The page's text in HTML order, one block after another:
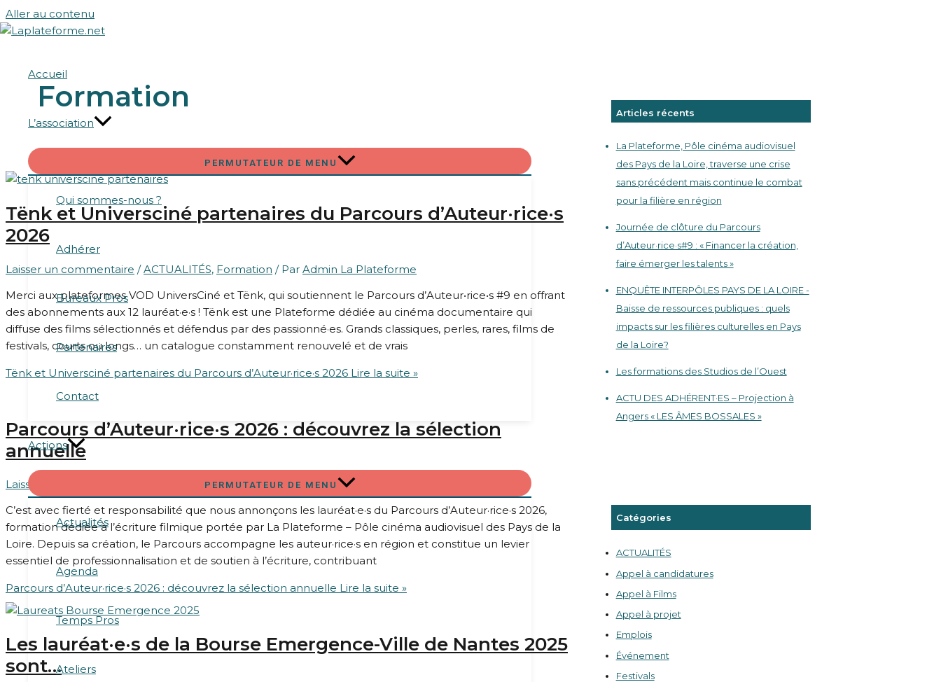
Aller au contenu
Accueil
L’association
PERMUTATEUR DE MENU
Qui sommes-nous ?
Adhérer
Bureaux Pros
Partenaires
Contact
Actions
PERMUTATEUR DE MENU
Actualités
Agenda
Temps Pros
Ateliers
Formation
Tënk et Universciné partenaires du Parcours d’Auteur·rice·s
2026
Laisser un commentaire /ACTUALITÉS, Formation / Par Admin La Plateforme
Merci aux plateformes VOD UniversCiné et Tënk, qui soutiennent le Parcours d’Auteur•rice•s #9 en offrant
des abonnements aux 12 lauréat·e·s ! Tënk est une Plateforme dédiée au cinéma documentaire qui
diffuse des films sélectionnés et défendus par des passionné·es. Grands classiques, perles, rares, films de
festivals, courts ou longs… un catalogue constamment renouvelé et de vrais
Tënk et Universciné partenaires du Parcours d’Auteur·rice·s 2026 Lire la suite »
Parcours d’Auteur·rice·s 2026 : découvrez la sélection
annuelle
Laisser un commentaire ACTUALITÉS ,Formation/ Par Admin La Plateforme
C’est avec fierté et responsabilité que nous annonçons les lauréat·e·s du Parcours d’Auteur·rice·s 2026,
formation dédiée à l’écriture filmique portée par La Plateforme – Pôle cinéma audiovisuel des Pays de la
Loire. Depuis sa création, le Parcours accompagne les auteur·rice·s en région et constitue un levier
essentiel de professionnalisation et de soutien à l’écriture, contribuant
Parcours d’Auteur·rice·s 2026 : découvrez la sélection annuelle Lire la suite »
Les lauréat·e·s de la Bourse Emergence-Ville de Nantes 2025
sont…
Articles récents
La Plateforme, Pôle cinéma audiovisuel
des Pays de la Loire, traverse une crise
sans précédent mais continue le combat
pour la filière en région
Journée de clôture du Parcours
d’Auteur·rice·s#9 : « Financer la création,
faire émerger les talents »
ENQUÊTE INTERPÔLES PAYS DE LA LOIRE -
Baisse de ressources publiques : quels
impacts sur les filières culturelles en Pays
de la Loire?
Les formations des Studios de l’Ouest
ACTU DES ADHÉRENT·ES – Projection à
Angers « LES ÂMES BOSSALES »
Catégories
ACTUALITÉS
Appel à candidatures
Appel à Films
Appel à projet
Emplois
Événement
Festivals